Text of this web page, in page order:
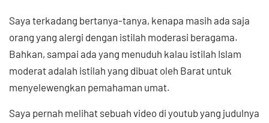
Saya terkadang bertanya-tanya, kenapa masih ada saja
orang yang alergi dengan istilah moderasi beragama.
Bahkan, sampai ada yang menuduh kalau istilah Islam
moderat adalah istilah yang dibuat oleh Barat untuk
menyelewengkan pemahaman umat.
Saya pernah melihat sebuah video di youtub yang judulnya